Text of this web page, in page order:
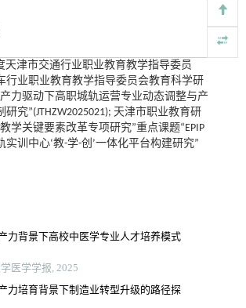
天津市交通行业职业教育教学指导委员
行业职业教育教学指导委员会教育科学研
力驱动下高职城轨运营专业动态调整与产
究”(JTHZW2025021); 天津市职业教育研
学关键要素改革专项研究”重点课题“EPIP
实训中心‘教-学-创’一体化平台构建研究”